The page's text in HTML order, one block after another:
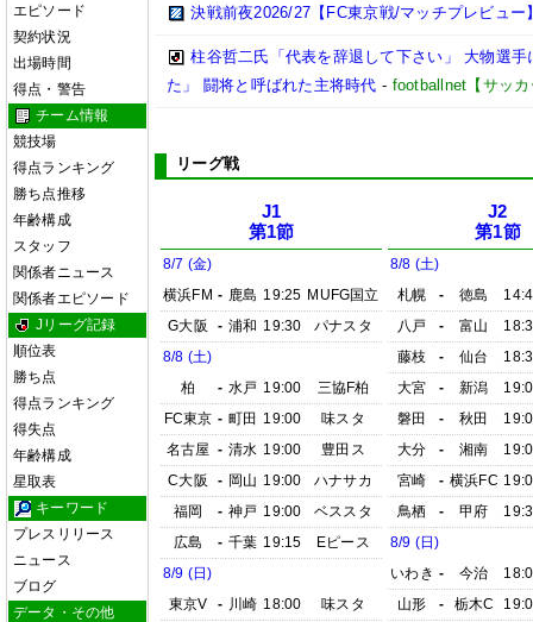
エピソード
契約状況
出場時間
得点・警告
チーム情報
競技場
得点ランキング
勝ち点推移
年齢構成
スタッフ
関係者ニュース
関係者エピソード
Jリーグ記録
順位表
勝ち点
得点ランキング
得失点
年齢構成
星取表
キーワード
プレスリリース
ニュース
ブログ
データ・その他
決戦前夜2026/27【FC東京戦/マッチプレビュー
柱谷哲二氏「代表を辞退して下さい」 大物選
た」 闘将と呼ばれた主将時代 - footballnet【サッ
リーグ戦
J1
第1節
8/7 (金)
横浜FM - 鹿島 19:25 MUFG国立
G大阪
- 浦和 19:30
パナスタ
8/8 (土)
柏
- 水戸 19:00
三協F柏
FC東京 - 町田 19:00
味スタ
名古屋 - 清水 19:00
豊田ス
C大阪
- 岡山 19:00
ハナサカ
福岡
- 神戸 19:00
ベススタ
広島
- 千葉 19:15
Eピース
8/9 (日)
東京V
- 川崎 18:00
味スタ
J2
第1節
8/8 (土)
札幌
- 徳島
八戸
- 富山
藤枝
- 仙台
大宮
- 新潟
磐田
- 秋田
大分
- 湘南
宮崎
- 横浜FC
鳥栖
- 甲府
8/9 (日)
いわき - 今治
山形
- 栃木C